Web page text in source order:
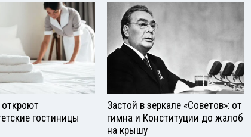
откроют
гостиницы
Застой в зеркале «Советов»: от
гимна и Конституции до жалоб
на крышу